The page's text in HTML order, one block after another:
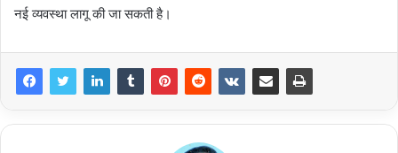
नई व्यवस्था लागू की जा सकती है।